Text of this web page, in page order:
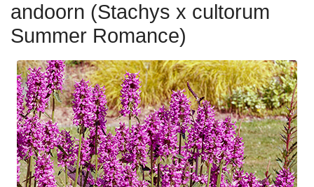
andoorn (Stachys x cultorum
Summer Romance)